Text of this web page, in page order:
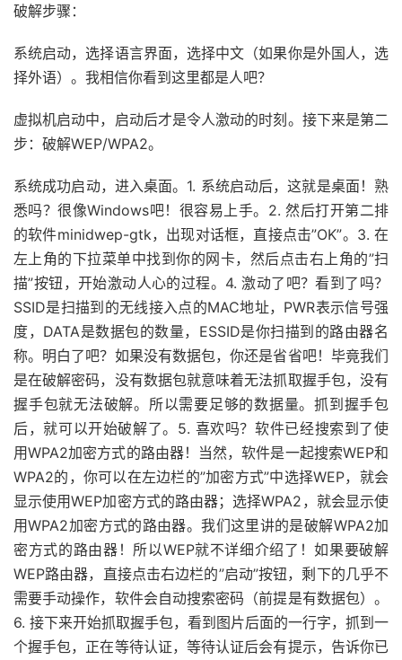
破解步骤：
系统启动，选择语言界面，选择中文（如果你是外国人，选
择外语）。我相信你看到这里都是人吧？
虚拟机启动中，启动后才是令人激动的时刻。接下来是第二
步：破解WEP/WPA2。
系统成功启动，进入桌面。1. 系统启动后，这就是桌面！熟
悉吗？很像Windows吧！很容易上手。2. 然后打开第二排
的软件minidwep-gtk，出现对话框，直接点击”OK”。3. 在
左上角的下拉菜单中找到你的网卡，然后点击右上角的”扫
描”按钮，开始激动人心的过程。4. 激动了吧？看到了吗？
SSID是扫描到的无线接入点的MAC地址，PWR表示信号强
度，DATA是数据包的数量，ESSID是你扫描到的路由器名
称。明白了吧？如果没有数据包，你还是省省吧！毕竟我们
是在破解密码，没有数据包就意味着无法抓取握手包，没有
握手包就无法破解。所以需要足够的数据量。抓到握手包
后，就可以开始破解了。5. 喜欢吗？软件已经搜索到了使
用WPA2加密方式的路由器！当然，软件是一起搜索WEP和
WPA2的，你可以在左边栏的”加密方式”中选择WEP，就会
显示使用WEP加密方式的路由器；选择WPA2，就会显示使
用WPA2加密方式的路由器。我们这里讲的是破解WPA2加
密方式的路由器！所以WEP就不详细介绍了！如果要破解
WEP路由器，直接点击右边栏的”启动”按钮，剩下的几乎不
需要手动操作，软件会自动搜索密码（前提是有数据包）。
6. 接下来开始抓取握手包，看到图片后面的一行字，抓到一
个握手包，正在等待认证，等待认证后会有提示，告诉你已